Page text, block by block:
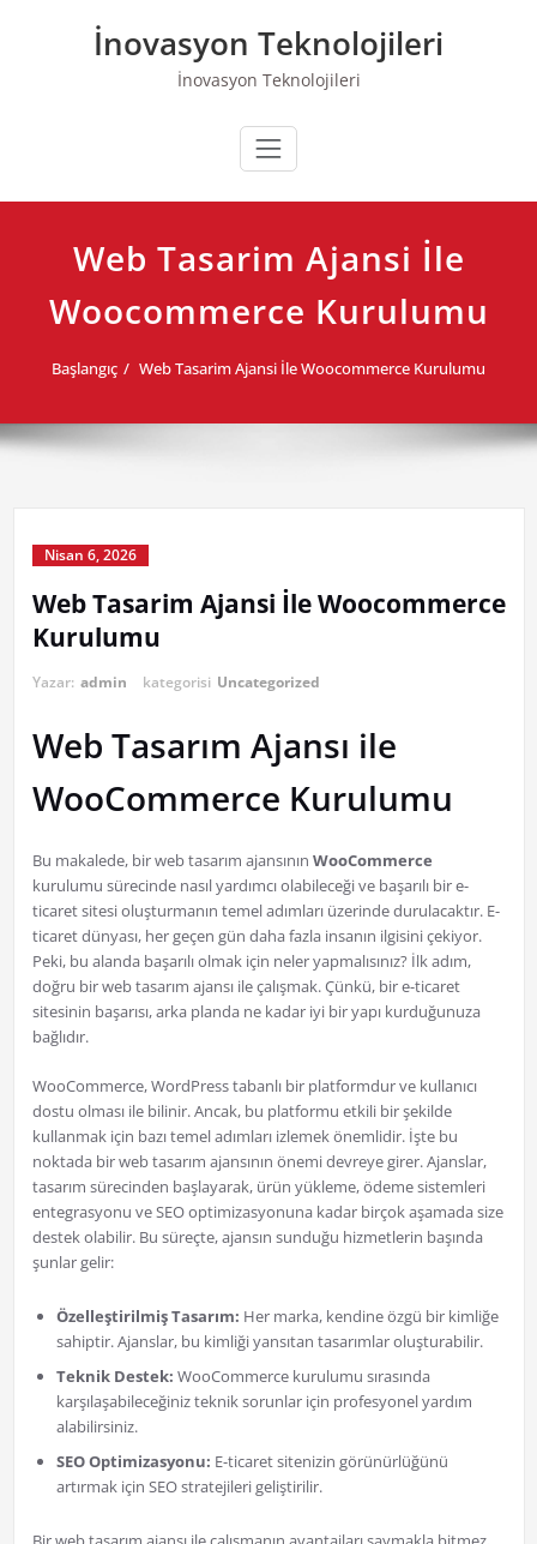
İnovasyon Teknolojileri
İnovasyon Teknolojileri
Web Tasarim Ajansi İle
Woocommerce Kurulumu
Başlangıç Web Tasarim Ajansi İle Woocommerce Kurulumu
Nisan 6, 2026
Web Tasarim Ajansi İle Woocommerce
Kurulumu
Yazar: admin kategorisi Uncategorized
Web Tasarım Ajansı ile
WooCommerce Kurulumu
Bu makalede, bir web tasarım ajansının WooCommerce
kurulumu sürecinde nasıl yardımcı olabileceği ve başarılı bir e-
ticaret sitesi oluşturmanın temel adımları üzerinde durulacaktır. E-
ticaret dünyası, her geçen gün daha fazla insanın ilgisini çekiyor.
Peki, bu alanda başarılı olmak için neler yapmalısınız? İlk adım,
doğru bir web tasarım ajansı ile çalışmak. Çünkü, bir e-ticaret
sitesinin başarısı, arka planda ne kadar iyi bir yapı kurduğunuza
bağlıdır.
WooCommerce, WordPress tabanlı bir platformdur ve kullanıcı
dostu olması ile bilinir. Ancak, bu platformu etkili bir şekilde
kullanmak için bazı temel adımları izlemek önemlidir. İşte bu
noktada bir web tasarım ajansının önemi devreye girer. Ajanslar,
tasarım sürecinden başlayarak, ürün yükleme, ödeme sistemleri
entegrasyonu ve SEO optimizasyonuna kadar birçok aşamada size
destek olabilir. Bu süreçte, ajansın sunduğu hizmetlerin başında
şunlar gelir:
Özelleştirilmiş Tasarım: Her marka, kendine özgü bir kimliğe
sahiptir. Ajanslar, bu kimliği yansıtan tasarımlar oluşturabilir.
Teknik Destek: WooCommerce kurulumu sırasında
karşılaşabileceğiniz teknik sorunlar için profesyonel yardım
alabilirsiniz.
SEO Optimizasyonu: E-ticaret sitenizin görünürlüğünü
artırmak için SEO stratejileri geliştirilir.